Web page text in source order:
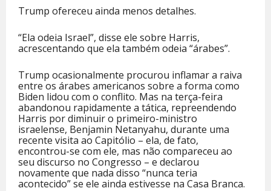
Trump ofereceu ainda menos detalhes.
“Ela odeia Israel”, disse ele sobre Harris,
acrescentando que ela também odeia “árabes”.
Trump ocasionalmente procurou inflamar a raiva
entre os árabes americanos sobre a forma como
Biden lidou com o conflito. Mas na terça-feira
abandonou rapidamente a tática, repreendendo
Harris por diminuir o primeiro-ministro
israelense, Benjamin Netanyahu, durante uma
recente visita ao Capitólio – ela, de fato,
encontrou-se com ele, mas não compareceu ao
seu discurso no Congresso – e declarou
novamente que nada disso “nunca teria
acontecido” se ele ainda estivesse na Casa Branca.